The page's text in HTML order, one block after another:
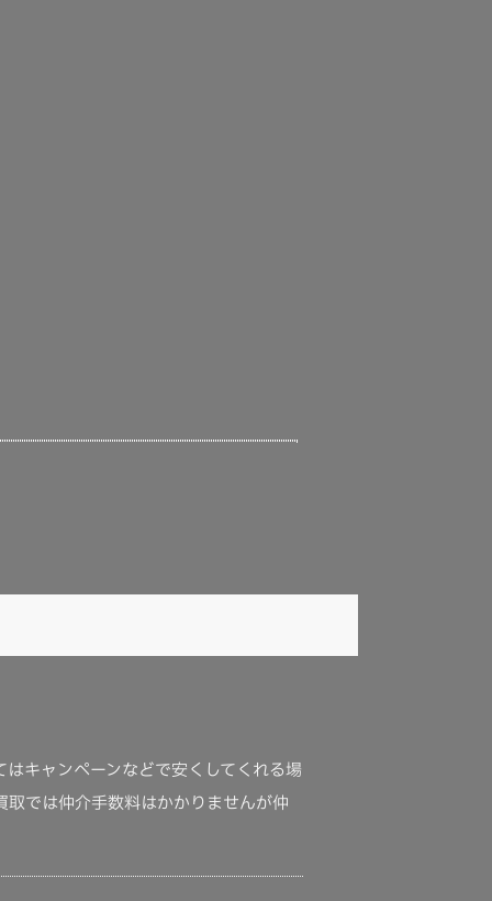
キャンペーンなどで安くしてくれる場
では仲介手数料はかかりませんが仲